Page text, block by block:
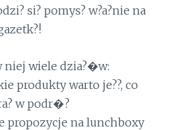
si? pomys? w?a?nie na
niej wiele dzia?�w:
produkty warto je??, co
w podr�?
propozycje na lunchboxy